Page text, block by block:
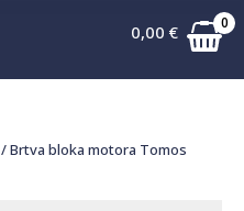
0,00 € 0
/ Brtva bloka motora Tomos